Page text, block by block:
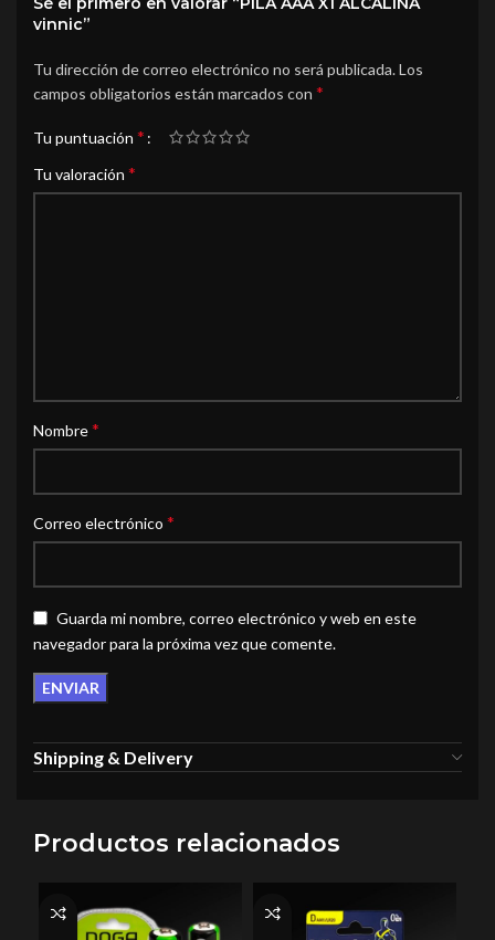
vinnic”
Tu dirección de correo electrónico no será publicada.Los
campos obligatorios están marcados con *
Tu puntuación *
Tu valoración *
Nombre*
Correo electrónico *
Guarda mi nombre, correo electrónico y web en este
navegador para la próxima vez que comente.
Shipping & Delivery
Productos relacionados